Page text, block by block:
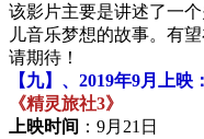
该影片主要是讲述了一
儿音乐梦想的故事。有
请期待！
【九】、2019年9月上映：
《精灵旅社3》
上映时间 ：9月21日